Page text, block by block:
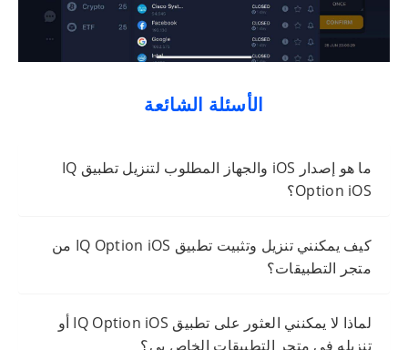
الأسئلة الشائعة
ما هو إصدار iOS والجهاز المطلوب لتنزيل تطبيق IQ
Option iOS؟
كيف يمكنني تنزيل وتثبيت تطبيق IQ Option iOS من
متجر التطبيقات؟
لماذا لا يمكنني العثور على تطبيق IQ Option iOS أو
تنزيله في متجر التطبيقات الخاص بي؟